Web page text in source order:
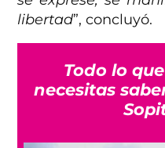
libertad”, concluyó.
Todo lo
necesitas